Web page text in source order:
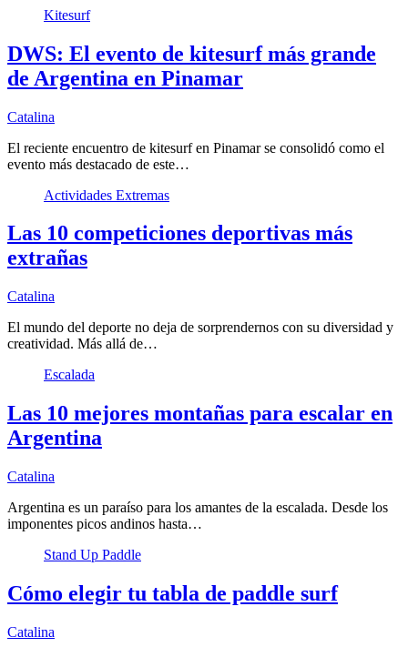
Kitesurf
DWS: El evento de kitesurf más grande
de Argentina en Pinamar
Catalina
El reciente encuentro de kitesurf en Pinamar se consolidó como el
evento más destacado de este…
Actividades Extremas
Las 10 competiciones deportivas más
extrañas
Catalina
El mundo del deporte no deja de sorprendernos con su diversidad y
creatividad. Más allá de…
Escalada
Las 10 mejores montañas para escalar en
Argentina
Catalina
Argentina es un paraíso para los amantes de la escalada. Desde los
imponentes picos andinos hasta…
Stand Up Paddle
Cómo elegir tu tabla de paddle surf
Catalina